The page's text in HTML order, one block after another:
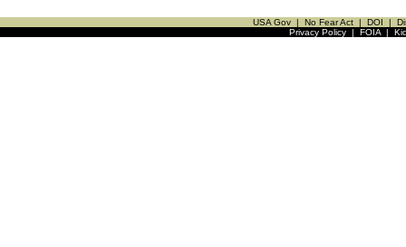
USA Gov | No Fear Act | DOI |
Privacy Policy| FOIA|